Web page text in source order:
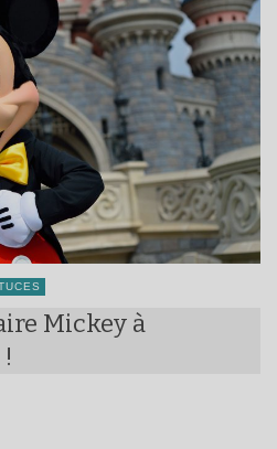
Mickey à